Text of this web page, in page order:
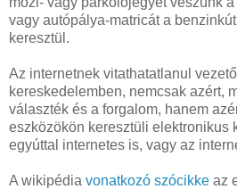
vagy autópálya-matricát a
keresztül.
Az internetnek vitathatatlanul
kereskedelemben, nemcsak azért,
választék és a forgalom, hanem
eszközökön keresztüli elektronikus
egyúttal internetes is, vagy az
A wikipédia vonatkozó szócikke az